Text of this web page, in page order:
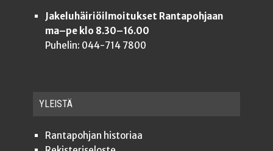
Jakeluhäiriöilmoitukset Rantapohjaan
ma–pe klo 8.30–16.00
Puhelin: 044-714 7800
YLEISTÄ
Ran­ta­poh­jan historiaa